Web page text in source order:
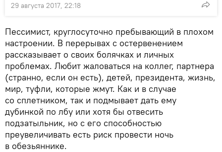
29 августа 2017, 22:18
Пессимист, круглосуточно пребывающий в плохом
настроении. В перерывах с остервенением
рассказывает о своих болячках и личных
проблемах. Любит жаловаться на коллег, партнера
(странно, если он есть), детей, президента, жизнь,
мир, туфли, которые жмут. Как и в случае
со сплетником, так и подмывает дать ему
дубинкой по лбу или хотя бы отвесить
подзатыльник, но с его способностью
преувеличивать есть риск провести ночь
в обезьяннике.